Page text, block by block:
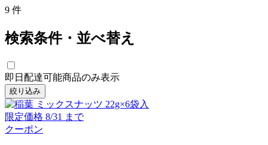
9 件
検索条件・並べ替え
即日配達可能商品のみ表示
絞り込み
限定価格 8/31 まで
クーポン